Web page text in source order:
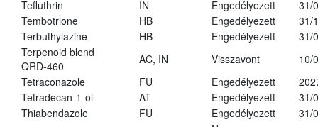
Tefluthrin
IN Engedélyezett
31/
Tembotrione
HB Engedélyezett
31/
Terbuthylazine
HB Engedélyezett
31/
Terpenoid blend
QRD-460
AC, IN Visszavont
10/
Tetraconazole
FU Engedélyezett
Tetradecan-1-ol
AT Engedélyezett
31/
Thiabendazole
FU Engedélyezett
31/